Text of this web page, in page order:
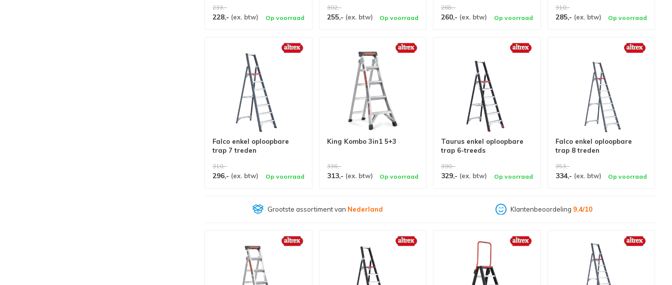
233,-
228,- (ex. btw) Op voorraad
302,-
255,- (ex. btw) Op voorraad
268,-
260,- (ex. btw) Op voorraad
310,-
285,- (ex. btw) Op voorraad
Falco enkel oploopbare
trap 7 treden
310,-
296,- (ex. btw) Op voorraad
King Kombo 3in1 5+3
336,-
313,- (ex. btw) Op voorraad
Taurus enkel oploopbare
trap 6-treeds
390,-
329,- (ex. btw) Op voorraad
Falco enkel oploopbare
trap 8 treden
353,-
334,- (ex. btw) Op voorraad
Grootste assortiment van Nederland Klantenbeoordeling 9,4/10